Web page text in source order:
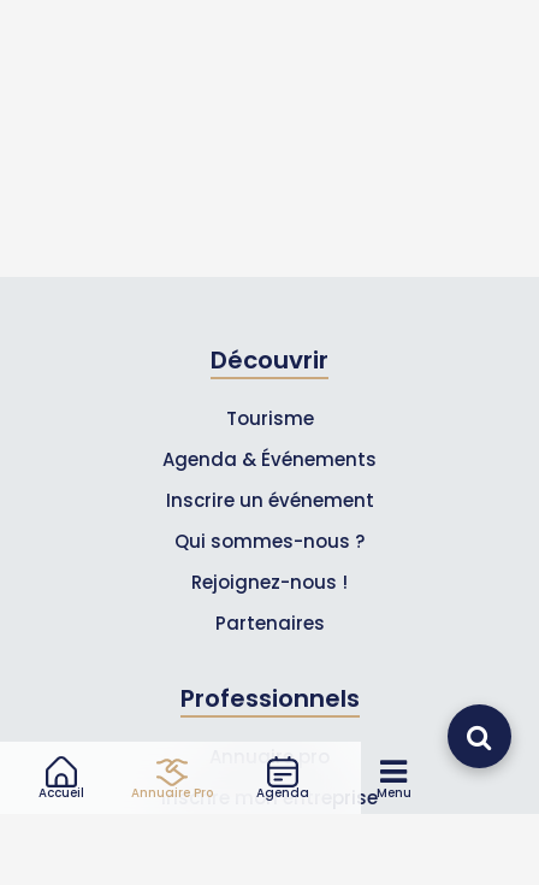
Accueil Annuaire Pro Agenda Menu
Découvrir
Tourisme
Agenda & Événements
Inscrire un événement
Qui sommes-nous ?
Rejoignez-nous !
Partenaires
Professionnels
Annuaire pro
Inscrire mon entreprise